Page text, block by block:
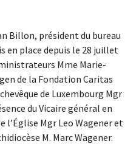
Billon, président du bureau
en place depuis le 28 juillet
Mme Marie-
de la Fondation Caritas
de Luxembourg Mgr
du Vicaire général en
l’Église Mgr Leo Wagener et
M. Marc Wagener.